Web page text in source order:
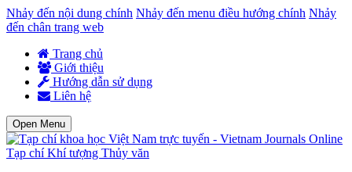
Nhảy đến nội dung chính Nhảy đến menu điều hướng chính Nhảy
đến chân trang web
Trang chủ
Giới thiệu
Hướng dẫn sử dụng
Liên hệ
Open Menu
Tạp chí Khí tượng Thủy văn